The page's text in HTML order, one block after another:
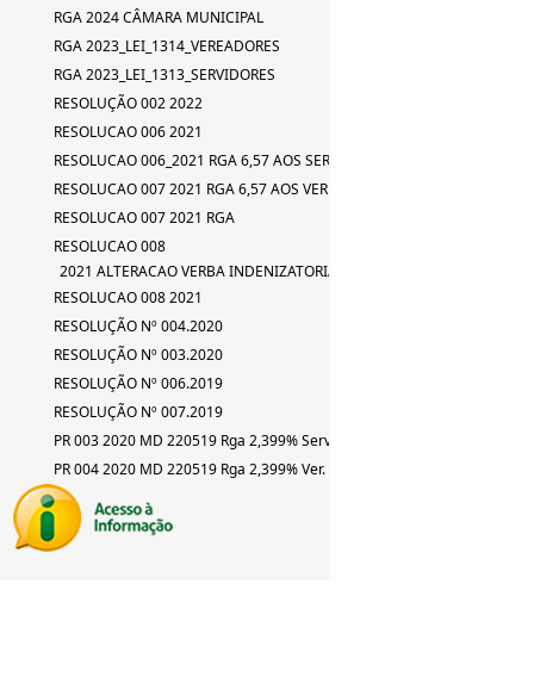
RGA 2024 CÂMARA MUNICIPAL
RGA 2023_LEI_1314_VEREADORES
RGA 2023_LEI_1313_SERVIDORES
RESOLUÇÃO 002 2022
RESOLUCAO 006 2021
RESOLUCAO 006_2021 RGA 6,57 AOS SERVIDORES
RESOLUCAO 007 2021 RGA 6,57 AOS VEREADORES
RESOLUCAO 007 2021 RGA
RESOLUCAO 008
2021 ALTERACAO VERBA INDENIZATORIA
RESOLUCAO 008 2021
RESOLUÇÃO Nº 004.2020
RESOLUÇÃO Nº 003.2020
RESOLUÇÃO Nº 006.2019
RESOLUÇÃO Nº 007.2019
PR 003 2020 MD 220519 Rga 2,399% Serv
PR 004 2020 MD 220519 Rga 2,399% Ver.